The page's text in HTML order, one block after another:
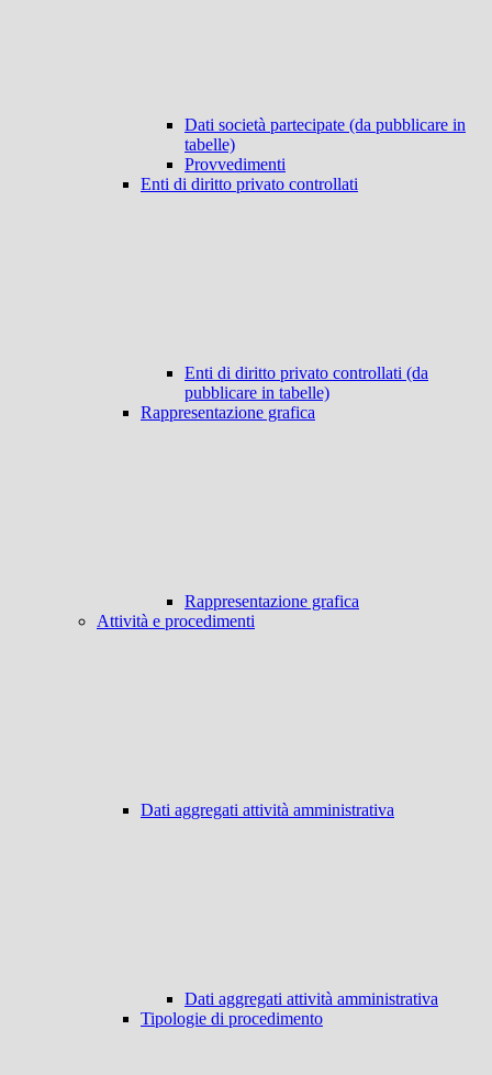
Dati società partecipate (da pubblicare in
tabelle)
Provvedimenti
Enti di diritto privato controllati
Enti di diritto privato controllati (da
pubblicare in tabelle)
Rappresentazione grafica
Rappresentazione grafica
Attività e procedimenti
Dati aggregati attività amministrativa
Dati aggregati attività amministrativa
Tipologie di procedimento